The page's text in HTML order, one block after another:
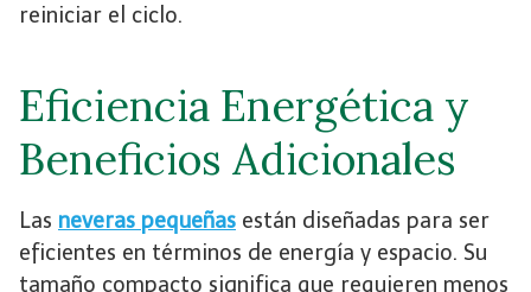
reiniciar el ciclo.
Eficiencia Energética y
Beneficios Adicionales
Las neveras pequeñas están diseñadas para ser
eficientes en términos de energía y espacio. Su
tamaño compacto significa que requieren menos